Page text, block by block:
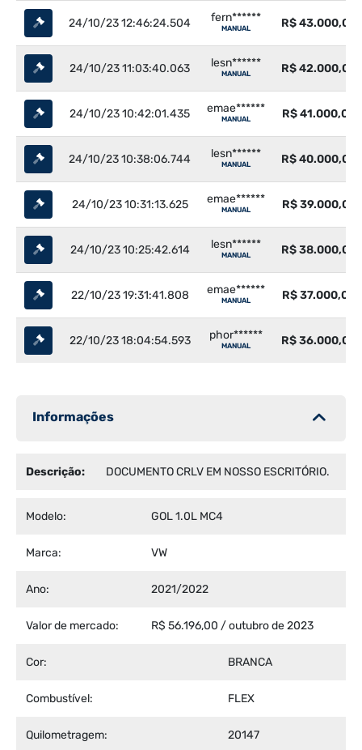
24/10/23 12:46:24.504 fern******
MANUAL R$ 43.000,00
24/10/23 11:03:40.063 lesn******
MANUAL R$ 42.000,00
24/10/23 10:42:01.435 emae******
MANUAL R$ 41.000,00
24/10/23 10:38:06.744 lesn******
MANUAL R$ 40.000,00
24/10/23 10:31:13.625 emae******
MANUAL R$ 39.000,00
24/10/23 10:25:42.614 lesn******
MANUAL R$ 38.000,00
22/10/23 19:31:41.808 emae******
MANUAL R$ 37.000,00
22/10/23 18:04:54.593 phor******
MANUAL R$ 36.000,00
Informações
Descrição: DOCUMENTO CRLV EM NOSSO ESCRITÓRIO.
Modelo: GOL 1.0L MC4
Marca: VW
Ano: 2021/2022
Valor de mercado: R$ 56.196,00 / outubro de 2023
Cor: BRANCA
Combustível: FLEX
Quilometragem: 20147